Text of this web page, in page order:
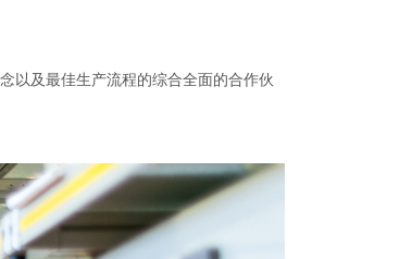
以及最佳生产流程的综合全面的合作伙